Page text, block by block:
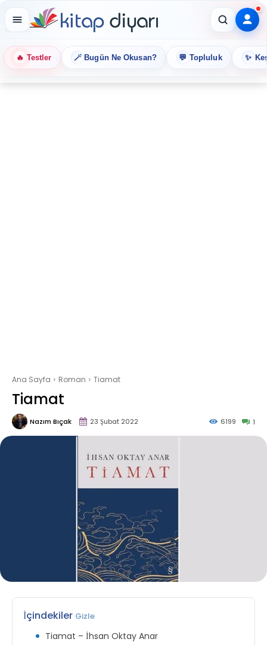
🔥 Testler 🪄 Bugün Ne Okusan? 💬 Topluluk ✨
Ana Sayfa Roman Tiamat
Tiamat
Nazım Bıçak 23 Şubat 2022 1
6199
İçindekiler Gizle
Tiamat – İhsan Oktay Anar